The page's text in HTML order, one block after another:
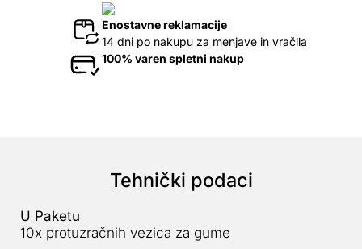
Enostavne reklamacije
14 dni po nakupu za menjave in vračila
100% varen spletni nakup
Tehnički podaci
U Paketu
10x protuzračnih vezica za gume